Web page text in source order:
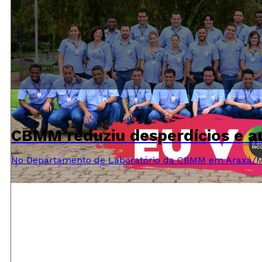
CBMM reduziu desperdícios e
No Departamento de Laboratório da CBMM em